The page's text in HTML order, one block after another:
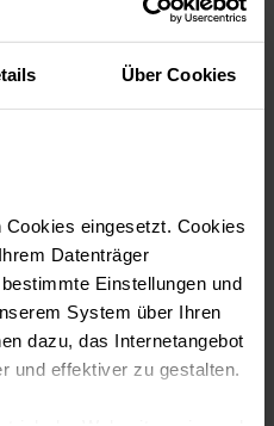
Über Cookies
eingesetzt. Cookies
Datenträger
Einstellungen und
System über Ihren
dazu, das Internetangebot
und effektiver zu gestalten.
stärkere